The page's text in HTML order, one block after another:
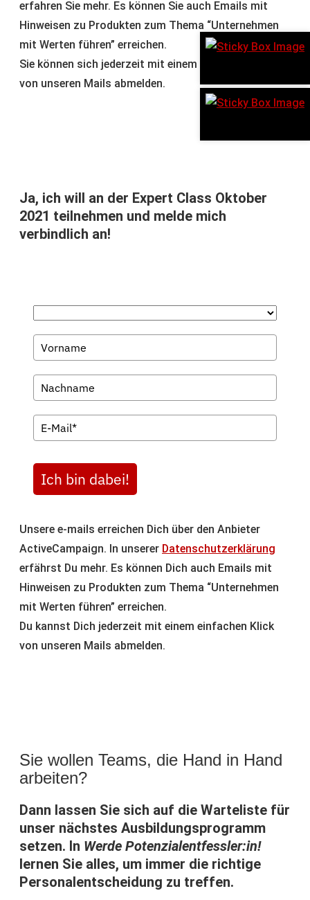
erfahren Sie mehr. Es können Sie auch Emails mit
Hinweisen zu Produkten zum Thema “Unternehmen
mit Werten führen” erreichen.
Sie können sich jederzeit mit einem einfachen Klick
von unseren Mails abmelden.
Ja, ich will an der Expert Class Oktober
2021 teilnehmen und melde mich
verbindlich an!
Ich bin dabei!
Unsere e-mails erreichen Dich über den Anbieter
ActiveCampaign. In unserer Datenschutzerklärung
erfährst Du mehr. Es können Dich auch Emails mit
Hinweisen zu Produkten zum Thema “Unternehmen
mit Werten führen” erreichen.
Du kannst Dich jederzeit mit einem einfachen Klick
von unseren Mails abmelden.
Sie wollen Teams, die Hand in Hand
arbeiten?
Dann lassen Sie sich auf die Warteliste für
unser nächstes Ausbildungsprogramm
setzen. In Werde Potenzialentfessler:in!
lernen Sie alles, um immer die richtige
Personalentscheidung zu treffen.